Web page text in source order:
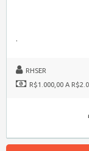
.
RHSER
R$1.000,00 A